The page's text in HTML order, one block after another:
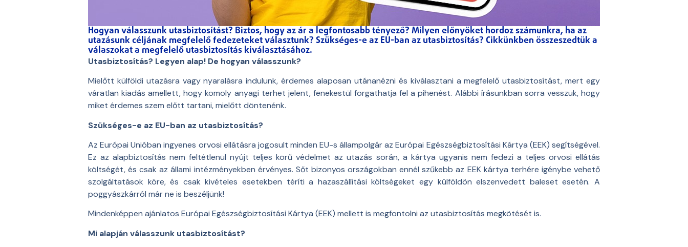
Hogyan válasszunk utasbiztosítást? Biztos, hogy az ár a legfontosabb tényező? Milyen előnyöket hordoz számunkra, ha az
utazásunk céljának megfelelő fedezeteket választunk? Szükséges-e az EU-ban az utasbiztosítás? Cikkünkben összeszedtük a
válaszokat a megfelelő utasbiztosítás kiválasztásához.
Utasbiztosítás? Legyen alap! De hogyan válasszunk?
Mielőtt külföldi utazásra vagy nyaralásra indulunk, érdemes alaposan utánanézni és kiválasztani a megfelelő utasbiztosítást, mert egy
váratlan kiadás amellett, hogy komoly anyagi terhet jelent, fenekestül forgathatja fel a pihenést. Alábbi írásunkban sorra vesszük, hogy
miket érdemes szem előtt tartani, mielőtt döntenénk.
Szükséges-e az EU-ban az utasbiztosítás?
Az Európai Unióban ingyenes orvosi ellátásra jogosult minden EU-s állampolgár az Európai Egészségbiztosítási Kártya (EEK) segítségével.
Ez az alapbiztosítás nem feltétlenül nyújt teljes körű védelmet az utazás során, a kártya ugyanis nem fedezi a teljes orvosi ellátás
költségét, és csak az állami intézményekben érvényes. Sőt bizonyos országokban ennél szűkebb az EEK kártya terhére igénybe vehető
szolgáltatások köre, és csak kivételes esetekben téríti a hazaszállítási költségeket egy külföldön elszenvedett baleset esetén. A
poggyászkárról már ne is beszéljünk!
Mindenképpen ajánlatos Európai Egészségbiztosítási Kártya (EEK) mellett is megfontolni az utasbiztosítás megkötését is.
Mi alapján válasszunk utasbiztosítást?